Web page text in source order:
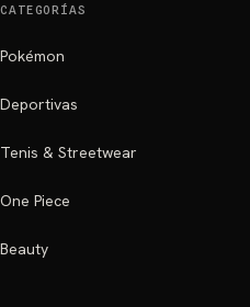
CATEGORÍAS
Pokémon
Deportivas
Tenis & Streetwear
One Piece
Beauty